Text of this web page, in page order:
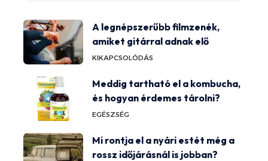
A legnépszerűbb filmzenék,
amiket gitárral adnak elő
KIKAPCSOLÓDÁS
Meddig tartható el a kombucha,
és hogyan érdemes tárolni?
EGÉSZSÉG
Mi rontja el a nyári estét még a
rossz időjárásnál is jobban?